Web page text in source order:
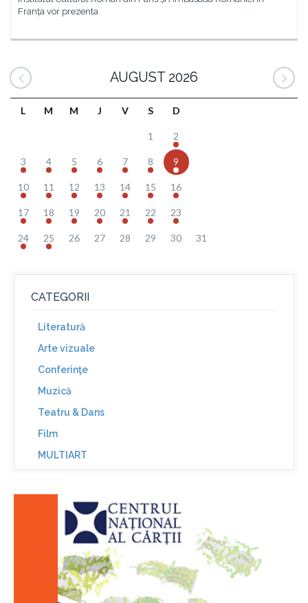
Franța vor prezenta
AUGUST 2026
L M M J V S D
1 2
3 4 5 6 7 8 9
10 11 12 13 14 15 16
17 18 19 20 21 22 23
24 25 26 27 28 29 30 31
CATEGORII
Literatură
Arte vizuale
Conferinţe
Muzică
Teatru & Dans
Film
MULTIART